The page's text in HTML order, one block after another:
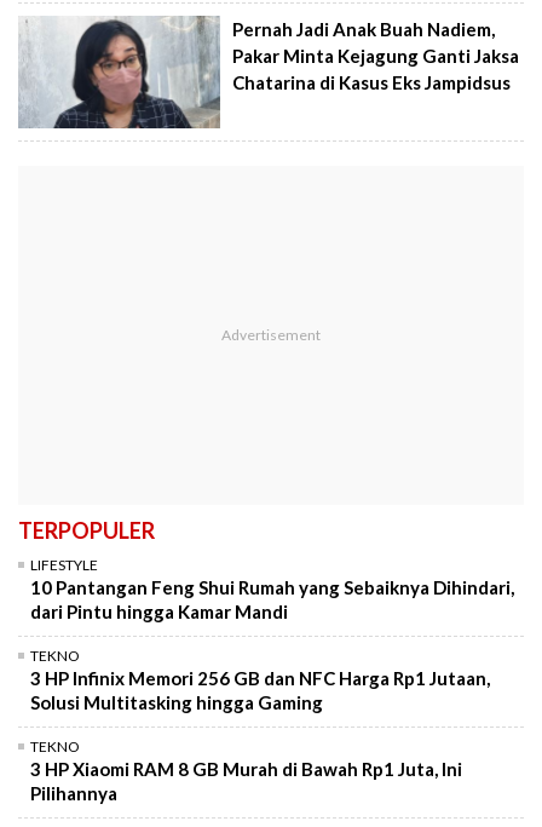
Pernah Jadi Anak Buah Nadiem,
Pakar Minta Kejagung Ganti Jaksa
Chatarina di Kasus Eks Jampidsus
TERPOPULER
LIFESTYLE
10 Pantangan Feng Shui Rumah yang Sebaiknya Dihindari,
dari Pintu hingga Kamar Mandi
TEKNO
3 HP Infinix Memori 256 GB dan NFC Harga Rp1 Jutaan,
Solusi Multitasking hingga Gaming
TEKNO
3 HP Xiaomi RAM 8 GB Murah di Bawah Rp1 Juta, Ini
Pilihannya